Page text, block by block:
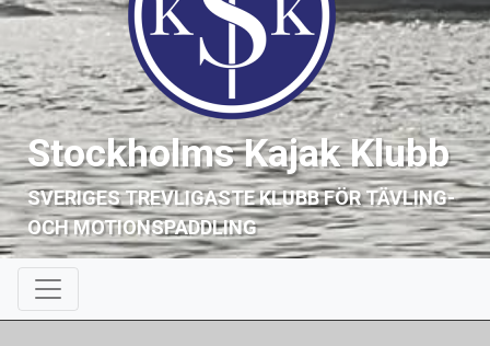
Stockholms Kajak Klubb
SVERIGES TREVLIGASTE KLUBB FÖR TÄVLING-
OCH MOTIONSPADDLING